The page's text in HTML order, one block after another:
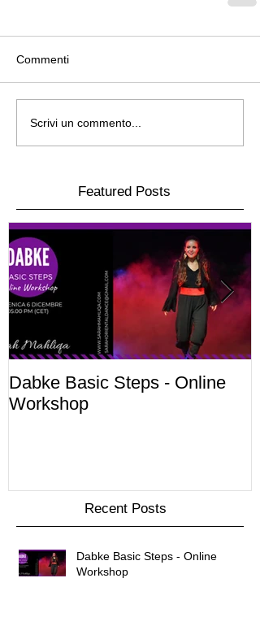
Commenti
Scrivi un commento...
Featured Posts
Dabke Basic Steps - Online
Workshop
Recent Posts
Dabke Basic Steps - Online
Workshop